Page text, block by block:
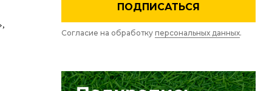
ПОДПИСАТЬСЯ
Согласие на обработку персональных данных.